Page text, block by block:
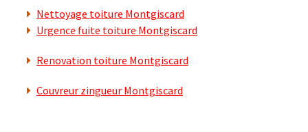
Nettoyage toiture Montgiscard
Urgence fuite toiture Montgiscard
Renovation toiture Montgiscard
Couvreur zingueur Montgiscard